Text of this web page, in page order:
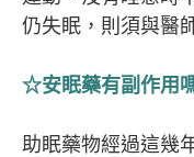
仍失眠，則須與醫
☆安眠藥有副作用
助眠藥物經過這幾